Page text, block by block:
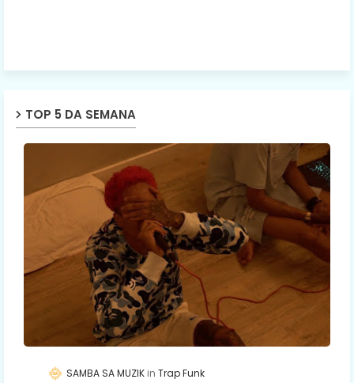
TOP 5 DA SEMANA
SAMBA SA MUZIK Trap Funk